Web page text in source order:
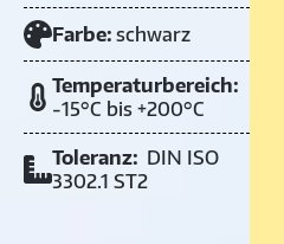
Farbe: schwarz
Temperaturbereich:
-15°C bis +200°C
Toleranz: DIN ISO
3302.1 ST2